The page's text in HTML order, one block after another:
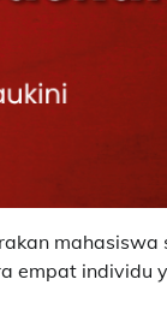
empat individu